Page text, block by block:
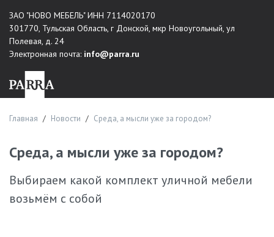
Мягкая мебель
Индивидуальные проекты
: по желанию заказчика
можно создать мебель по индивидуальным размерам.
решения.
Приобрести изделия из дерева и шпона можно в любое
Консультация с менеджером в салоне. Изучаем запрос
клиента, предлагаем варианты мебели PARRA или
разрабатываем персональный проект.
ЗАО "НОВО МЕБЕЛЬ" ИНН 7114020170
301770, Тульская Область, г Донской, мкр Новоугольный, ул
Полевая, д. 24
Электронная почта: info@parra.ru
Главная Новости Среда, а мысли уже за городом?
Среда, а мысли уже за городом?
Выбираем какой комплект уличной мебели
возьмём с собой